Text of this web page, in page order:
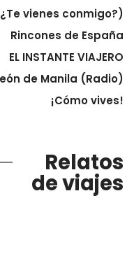
vienes conmigo?)
Rincones de España
EL INSTANTE VIAJERO
de Manila (Radio)
¡Cómo vives!
Relatos
de viajes